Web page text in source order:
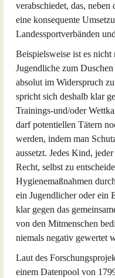
verabschiedet, das,
eine konsequente
Landessportverbänden
Beispielsweise ist es
Jugendliche zum
absolut im Widerspruch
spricht sich deshalb klar
Trainings-und/oder
darf potentiellen Tätern
werden, indem man
aussetzt. Jedes Kind,
Recht, selbst zu
Hygienemaßnahmen
ein Jugendlicher oder ein
klar gegen das
von den Mitmenschen
niemals negativ gewertet
Laut des
einem Datenpool von